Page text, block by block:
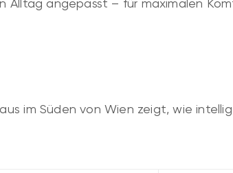
Alltag angepasst – für maximalen
im Süden von Wien zeigt, wie